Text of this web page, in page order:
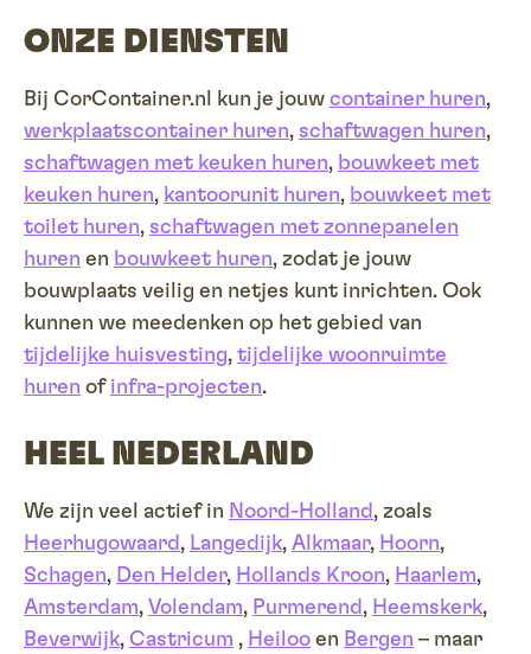
ONZE DIENSTEN
Bij CorContainer.nl kun je jouwcontainer huren,
werkplaatscontainer huren, schaftwagen huren,
schaftwagen met keuken huren, bouwkeet met
keuken huren, kantoorunit huren, bouwkeet met
toilet huren, schaftwagen met zonnepanelen
huren en bouwkeet huren, zodat je jouw
bouwplaats veilig en netjes kunt inrichten. Ook
kunnen we meedenken op het gebied van
tijdelijke huisvesting,tijdelijke woonruimte
huren ofinfra-projecten.
HEEL NEDERLAND
We zijn veel actief in Noord-Holland, zoals
Heerhugowaard, Langedijk,Alkmaar, Hoorn,
Schagen, Den Helder, Hollands Kroon, Haarlem,
Amsterdam,Volendam, Purmerend, Heemskerk,
Beverwijk,Castricum , Heilooen Bergen – maar